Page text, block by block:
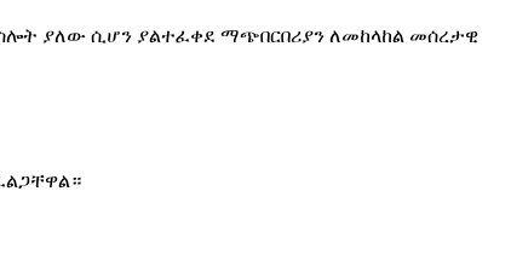
ያለው ሲሆን ያልተፈቀደ ማጭበርበሪያን ለመከላከል መሰረታዊ